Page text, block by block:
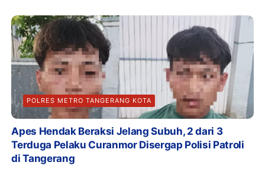
POLRES METRO TANGERANG KOTA
Apes Hendak Beraksi Jelang Subuh, 2 dari 3
Terduga Pelaku Curanmor Disergap Polisi Patroli
di Tangerang